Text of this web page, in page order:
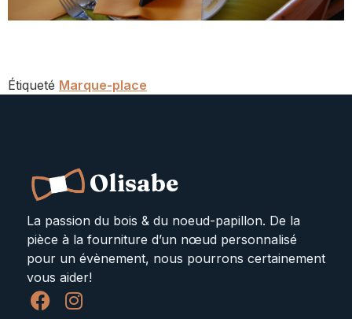
Étiqueté Marque-place
Olisabe
La passion du bois & du noeud-papillon. De la
pièce à la fourniture d’un nœud personnalisé
pour un évènement, nous pourrons certainement
vous aider!